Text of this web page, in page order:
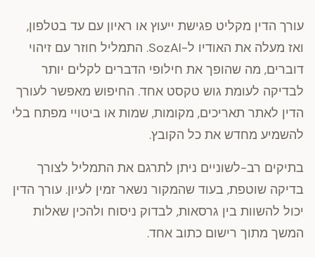
עורך הדין מקליט פגישת ייעוץ או ראיון עם עד בטלפון,
ואז מעלה את האודיו ל-SozAI. התמליל חוזר עם זיהוי
דוברים, מה שהופך את חילופי הדברים לקלים יותר
לבדיקה לעומת גוש טקסט אחד. החיפוש מאפשר לעורך
הדין לאתר תאריכים, מקומות, שמות או ביטויי מפתח בלי
להשמיע מחדש את כל הקובץ.
בתיקים רב-לשוניים ניתן לתרגם את התמליל לצורך
בדיקה שוטפת, בעוד שהמקור נשאר זמין לעיון. עורך הדין
יכול להשוות בין גרסאות, לבדוק ניסוח ולהכין שאלות
המשך מתוך רישום כתוב אחד.